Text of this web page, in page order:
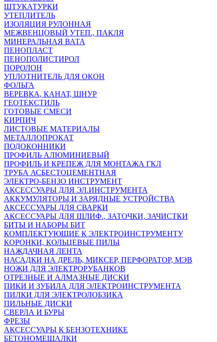
ШТУКАТУРКИ
УТЕПЛИТЕЛЬ
ИЗОЛЯЦИЯ РУЛОННАЯ
МЕЖВЕНЦОВЫЙ УТЕП., ПАКЛЯ
МИНЕРАЛЬНАЯ ВАТА
ПЕНОПЛАСТ
ПЕНОПОЛИСТИРОЛ
ПОРОЛОН
УПЛОТНИТЕЛЬ ДЛЯ ОКОН
ФОЛЬГА
ВЕРЕВКА, КАНАТ, ШНУР
ГЕОТЕКСТИЛЬ
ГОТОВЫЕ СМЕСИ
КИРПИЧ
ЛИСТОВЫЕ МАТЕРИАЛЫ
МЕТАЛЛОПРОКАТ
ПОДОКОННИКИ
ПРОФИЛЬ АЛЮМИНИЕВЫЙ
ПРОФИЛЬ И КРЕПЕЖ ДЛЯ МОНТАЖА ГКЛ
ТРУБА АСБЕСТОЦЕМЕНТНАЯ
ЭЛЕКТРО-БЕНЗО ИНСТРУМЕНТ
АКСЕССУАРЫ ДЛЯ ЭЛ.ИНСТРУМЕНТА
АККУМУЛЯТОРЫ И ЗАРЯДНЫЕ УСТРОЙСТВА
АКСЕССУАРЫ ДЛЯ СВАРКИ
АКСЕССУАРЫ ДЛЯ ШЛИФ., ЗАТОЧКИ, ЗАЧИСТКИ
БИТЫ И НАБОРЫ БИТ
КОМПЛЕКТУЮЩИЕ К ЭЛЕКТРОИНСТРУМЕНТУ
КОРОНКИ, КОЛЬЦЕВЫЕ ПИЛЫ
НАЖДАЧНАЯ ЛЕНТА
НАСАДКИ НА ДРЕЛЬ, МИКСЕР, ПЕРФОРАТОР, МЭВ
НОЖИ ДЛЯ ЭЛЕКТРОРУБАНКОВ
ОТРЕЗНЫЕ И АЛМАЗНЫЕ ДИСКИ
ПИКИ И ЗУБИЛА ДЛЯ ЭЛЕКТРОИНСТРУМЕНТА
ПИЛКИ ДЛЯ ЭЛЕКТРОЛОБЗИКА
ПИЛЬНЫЕ ДИСКИ
СВЕРЛА И БУРЫ
ФРЕЗЫ
АКСЕССУАРЫ К БЕНЗОТЕХНИКЕ
БЕТОНОМЕШАЛКИ